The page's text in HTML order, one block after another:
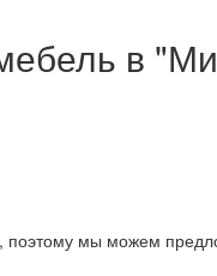
в
поэтому мы можем